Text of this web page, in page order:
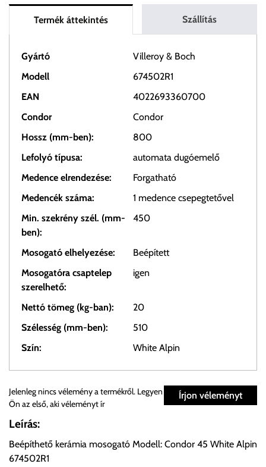
Termék áttekintés Szállítás
Gyártó
Villeroy & Boch
Modell
674502R1
EAN
4022693360700
Condor
Condor
Hossz (mm-ben):
800
Lefolyó típusa:
automata dugóemelő
Medence elrendezése:
Forgatható
Medencék száma:
1 medence csepegtetővel
Min. szekrény szél. (mm-
ben):
450
Mosogató elhelyezése:
Beépített
Mosogatóra csaptelep
szerelhető:
igen
Nettó tömeg (kg-ban):
20
Szélesség (mm-ben):
510
Szín:
White Alpin
Személyes átvétel:
Önnek lehetősége van rendelését a beérkezést követően
előre egyeztetett időpontban.
Írjon véleményt
Jelenleg nincs vélemény a termékről. Legyen
Ön az első, aki véleményt ír
Leírás:
Beépíthető kerámia mosogató Modell: Condor 45 White Alpin
674502R1